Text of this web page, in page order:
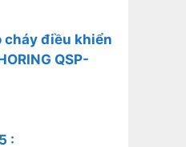
cháy điều khiển
QSP-
: